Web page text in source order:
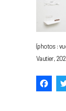
(photos :
Vautier,